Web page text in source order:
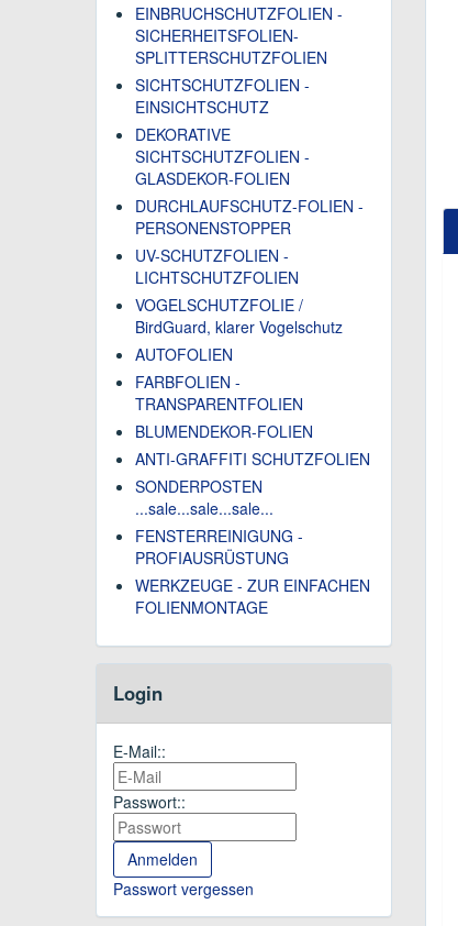
EINBRUCHSCHUTZFOLIEN -
SICHERHEITSFOLIEN-
SPLITTERSCHUTZFOLIEN
SICHTSCHUTZFOLIEN -
EINSICHTSCHUTZ
DEKORATIVE
SICHTSCHUTZFOLIEN -
GLASDEKOR-FOLIEN
DURCHLAUFSCHUTZ-FOLIEN -
PERSONENSTOPPER
UV-SCHUTZFOLIEN -
LICHTSCHUTZFOLIEN
VOGELSCHUTZFOLIE /
BirdGuard, klarer Vogelschutz
AUTOFOLIEN
FARBFOLIEN -
TRANSPARENTFOLIEN
BLUMENDEKOR-FOLIEN
ANTI-GRAFFITI SCHUTZFOLIEN
SONDERPOSTEN
...sale...sale...sale...
FENSTERREINIGUNG -
PROFIAUSRÜSTUNG
WERKZEUGE - ZUR EINFACHEN
FOLIENMONTAGE
Login
E-Mail::
Passwort::
Passwort vergessen